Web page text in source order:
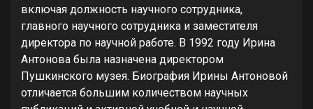
включая должность научного сотрудника,
главного научного сотрудника и заместителя
директора по научной работе. В 1992 году Ирина
Антонова была назначена директором
Пушкинского музея. Биография Ирины Антоновой
отличается большим количеством научных